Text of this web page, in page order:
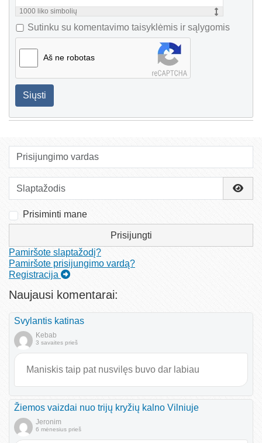
1000 liko simbolių
Sutinku su komentavimo taisyklėmis ir sąlygomis
Aš ne robotas
Siųsti
Prisijungimo vardas
Slaptažodis
Prisiminti mane
Prisijungti
Pamiršote slaptažodį?
Pamiršote prisijungimo vardą?
Registracija
Naujausi komentarai:
Svylantis katinas
Kebab
3 savaites prieš
Maniskis taip pat nusvilęs buvo dar labiau
Žiemos vaizdai nuo trijų kryžių kalno Vilniuje
Jeronim
6 mėnesius prieš